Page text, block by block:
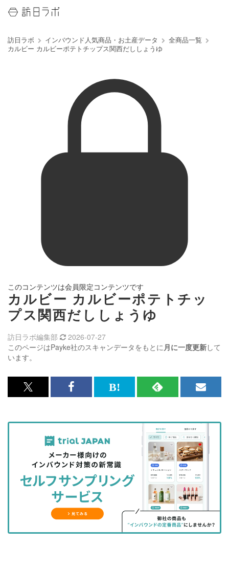
訪日ラボ インバウンド人気商品・お土産データ
全商品一覧
カルビー カルビーポテトチップス関西だししょうゆ
このコンテンツは会員限定コンテンツです
カルビー カルビーポテトチッ
プス関西だししょうゆ
このページはPayke社のスキャンデータをもとに月に一度更新して
います。
訪日ラボ編集部 2026-07-27
x<br>
記
を
シ
ェ
る
Facebook<br>
記
事
を
シ
ェ
ア
す
る
は
な
ッ
ク
マ
に
RSS
記
事
を
購
読
す
る
メ
マ
ガ
登
録
す
る